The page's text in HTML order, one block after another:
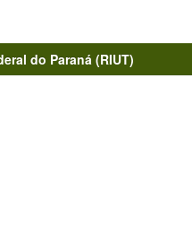
do Paraná (RIUT)